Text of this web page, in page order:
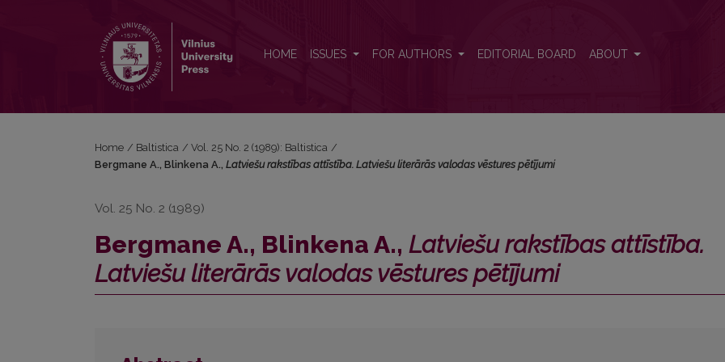
HOME ISSUES FOR AUTHORS EDITORIAL BOARD ABOUT
Home / Baltistica / Vol. 25 No. 2 (1989): Baltistica /
Bergmane A., Blinkena A., Latviešu rakstības attīstība. Latviešu literārās valodas vēstures pētījumi
Vol. 25 No. 2 (1989)
Bergmane A., Blinkena A., Latviešu rakstības attīstība.
Latviešu literārās valodas vēstures pētījumi